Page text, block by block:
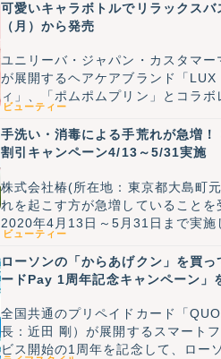
可愛いキャラボトルでリラックス
（月）から発売
ユニリーバ・ジャパン・カスタマ
が展開するヘアケアブランド「
ィ」、「ポムポムプリン」とコラ
ビューティー
手洗い・消毒による手荒れが急増
割引キャンペーン4/13～5/31実施
株式会社椿(所在地：東京都大島町
れを起こす方が急増していること
2020年4月13日～5月31日まで実施
ビューティー
ローソンの「からあげクン」を買
ードPay 1周年記念キャンペーン」
全国共通のプリペイドカード「
長：近田 剛）が展開するスマート
ビス開始の1周年を記念して、ロー